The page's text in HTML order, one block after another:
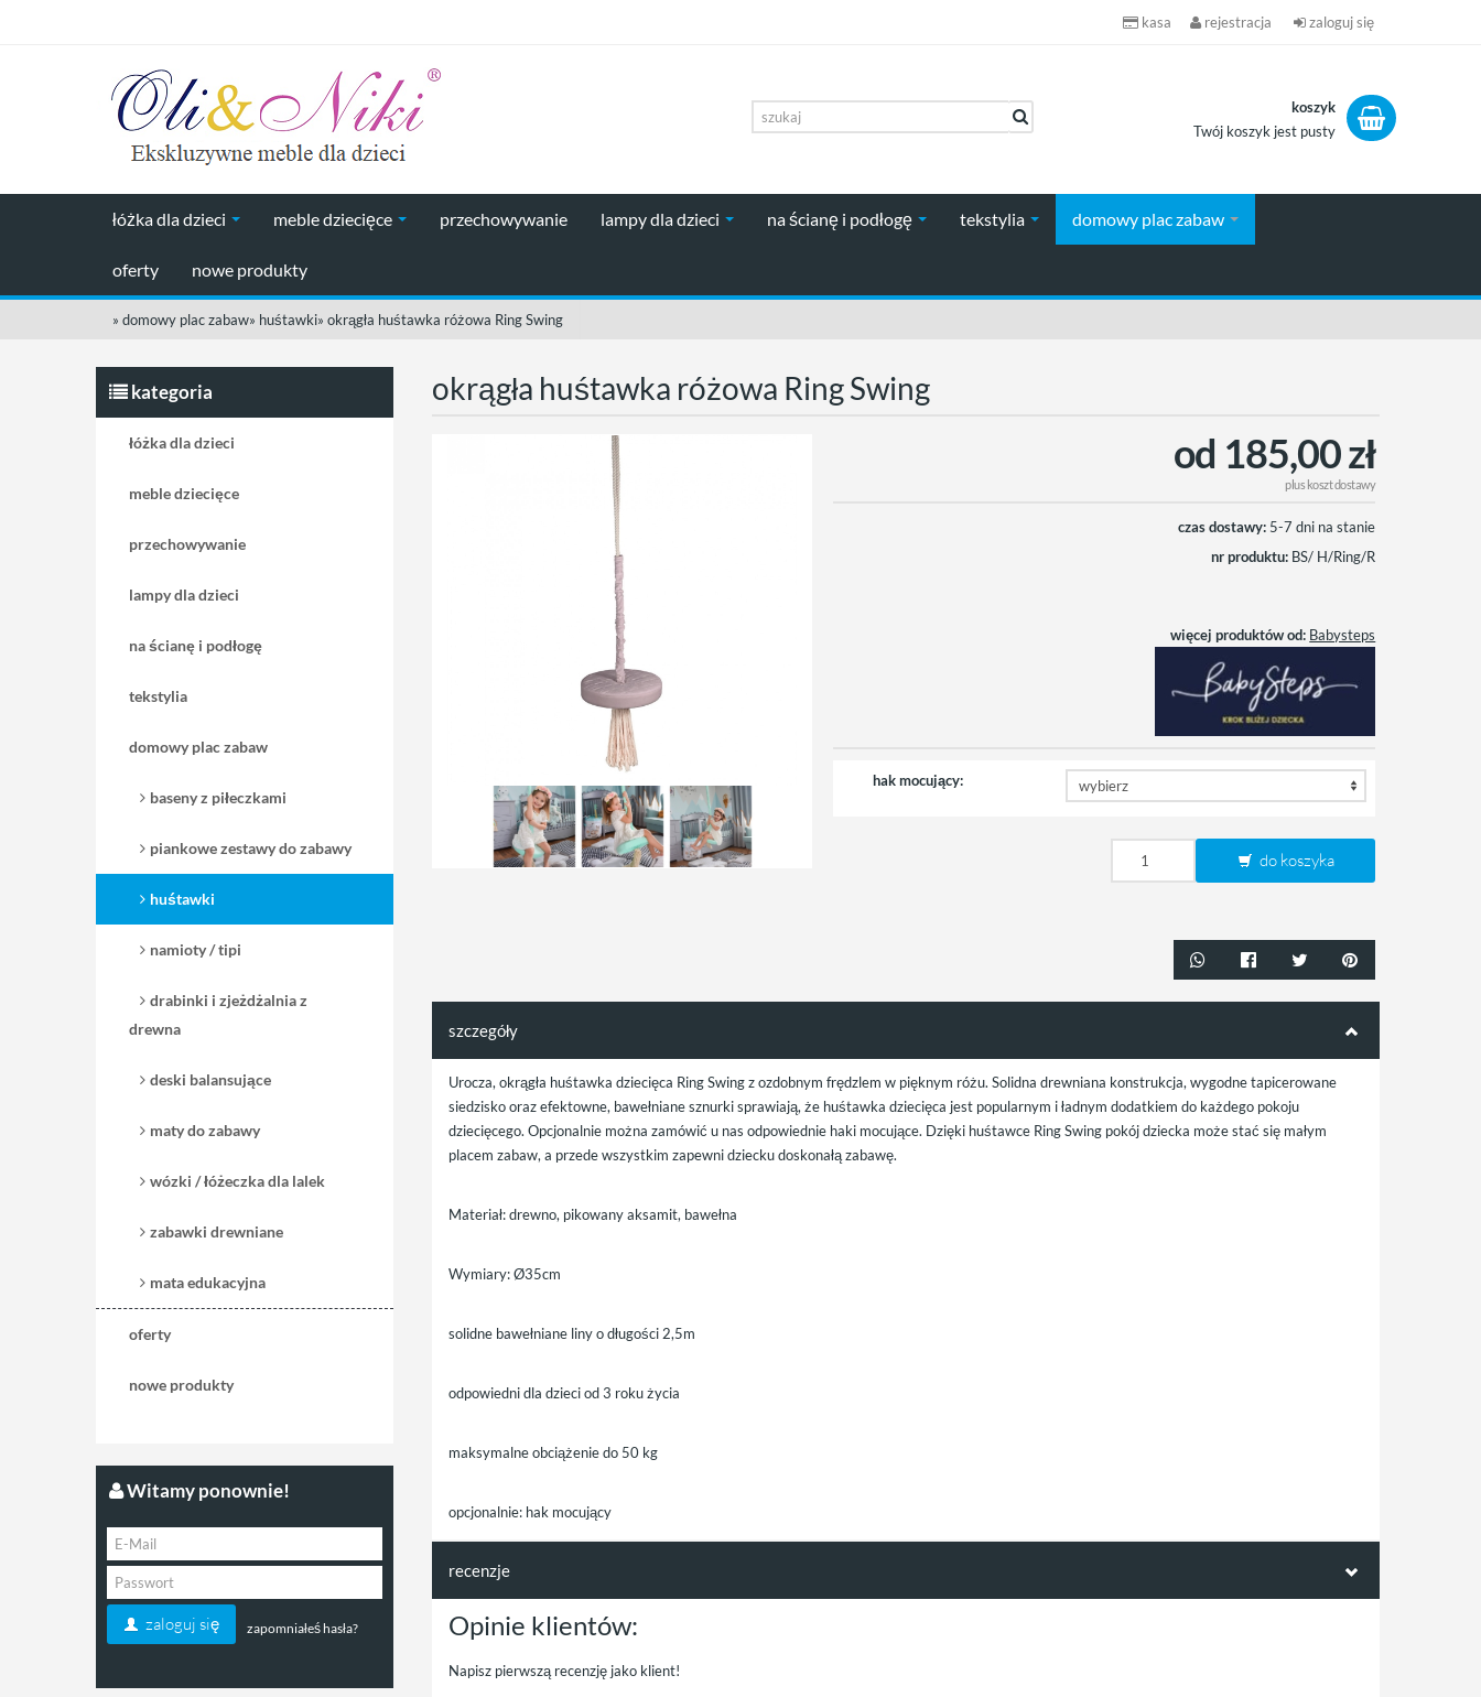
kasa rejestracja zaloguj się
koszyk
Twój koszyk jest pusty
łóżka dla dzieci meble dziecięce przechowywanie lampy dla dzieci na ścianę i podłogę tekstylia domowy plac zabaw
oferty nowe produkty
» domowy plac zabaw» huśtawki» okrągła huśtawka różowa Ring Swing
okrągła huśtawka różowa Ring Swing
od 185,00 zł
pluskoszt dostawy
czas dostawy: 5-7 dni na stanie
nr produktu: BS/ H/Ring/R
więcej produktów od: Babysteps
hak mocujący:
do koszyka
szczegóły
Urocza, okrągła huśtawka dziecięca Ring Swing z ozdobnym frędzlem w pięknym różu. Solidna drewniana konstrukcja, wygodne tapicerowane
siedzisko oraz efektowne, bawełniane sznurki sprawiają, że huśtawka dziecięca jest popularnym i ładnym dodatkiem do każdego pokoju
dziecięcego. Opcjonalnie można zamówić u nas odpowiednie haki mocujące. Dzięki huśtawce Ring Swing pokój dziecka może stać się małym
placem zabaw, a przede wszystkim zapewni dziecku doskonałą zabawę.
Materiał: drewno, pikowany aksamit, bawełna
Wymiary:Ø35cm
solidne bawełniane liny o długości 2,5m
odpowiedni dla dzieci od 3 roku życia
maksymalne obciążenie do 50 kg
opcjonalnie: hak mocujący
recenzje
Opinie klientów:
Napisz pierwszą recenzję jako klient!
kategoria
łóżka dla dzieci
meble dziecięce
przechowywanie
lampy dla dzieci
na ścianę i podłogę
tekstylia
domowy plac zabaw
baseny z piłeczkami
piankowe zestawy do zabawy
huśtawki
namioty / tipi
drabinki i zjeżdżalnia z
drewna
deski balansujące
maty do zabawy
wózki / łóżeczka dla lalek
zabawki drewniane
mata edukacyjna
oferty
nowe produkty
Witamy ponownie!
zaloguj się zapomniałeś hasła?